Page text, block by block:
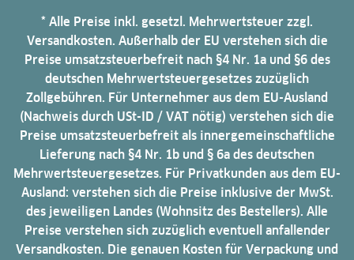
* Alle Preise inkl. gesetzl. Mehrwertsteuer zzgl.
Versandkosten. Außerhalb der EU verstehen sich die
Preise umsatzsteuerbefreit nach §4 Nr. 1a und §6 des
deutschen Mehrwertsteuergesetzes zuzüglich
Zollgebühren. Für Unternehmer aus dem EU-Ausland
(Nachweis durch USt-ID / VAT nötig) verstehen sich die
Preise umsatzsteuerbefreit als innergemeinschaftliche
Lieferung nach §4 Nr. 1b und § 6a des deutschen
Mehrwertsteuergesetzes. Für Privatkunden aus dem EU-
Ausland: verstehen sich die Preise inklusive der MwSt.
des jeweiligen Landes (Wohnsitz des Bestellers). Alle
Preise verstehen sich zuzüglich eventuell anfallender
Versandkosten. Die genauen Kosten für Verpackung und